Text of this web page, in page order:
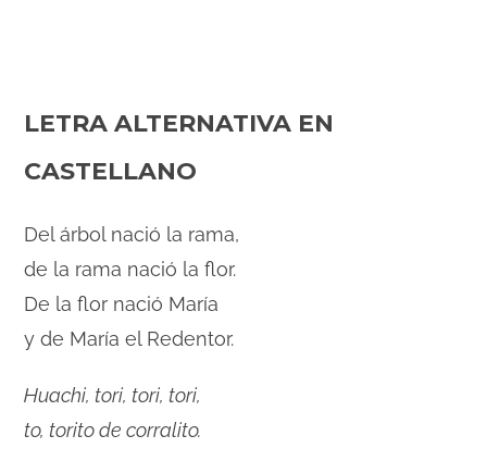
LETRA ALTERNATIVA EN
CASTELLANO
Del árbol nació la rama,
de la rama nació la flor.
De la flor nació María
y de María el Redentor.
Huachi, tori, tori, tori,
to, torito de corralito.